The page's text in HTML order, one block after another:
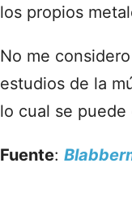
los propios
No me
estudios de la
lo cual se
Fuente: